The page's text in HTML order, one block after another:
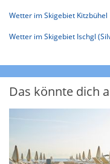
Wetter im Skigebiet Kitzbühel
Wetter im Skigebiet Ischgl
Das könnte dich